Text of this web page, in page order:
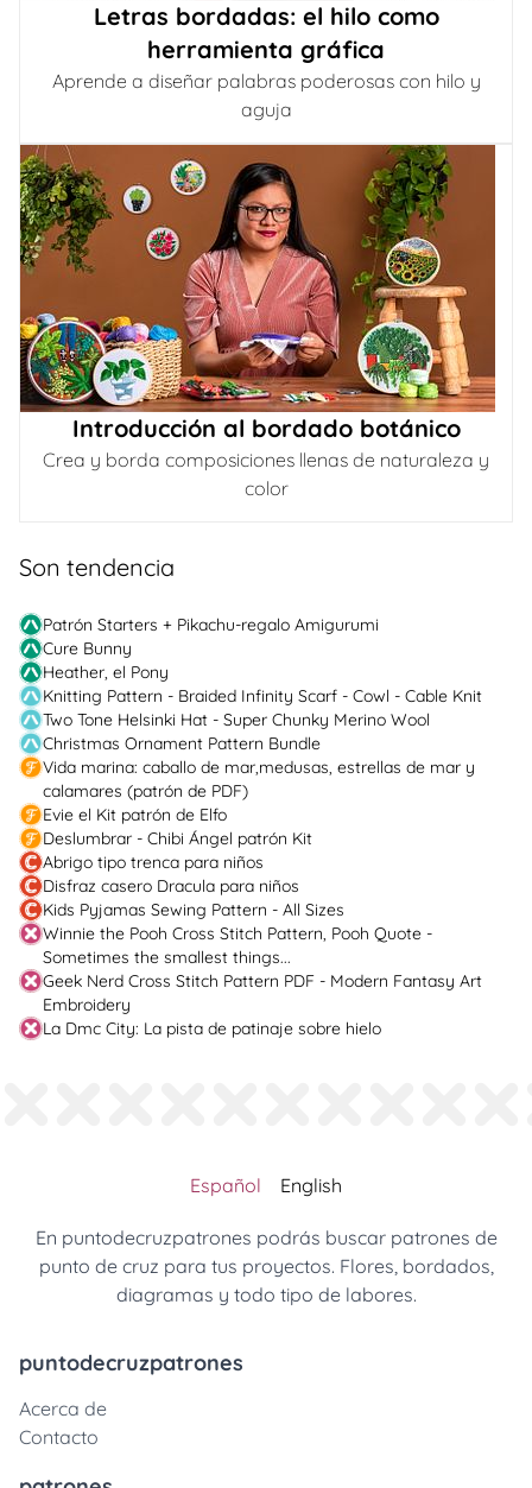
Letras bordadas: el hilo como
herramienta gráfica
Aprende a diseñar palabras poderosas con hilo y
aguja
Introducción al bordado botánico
Crea y borda composiciones llenas de naturaleza y
color
Son tendencia
Patrón Starters + Pikachu-regalo Amigurumi
Cure Bunny
Heather, el Pony
Knitting Pattern - Braided Infinity Scarf - Cowl - Cable Knit
Two Tone Helsinki Hat - Super Chunky Merino Wool
Christmas Ornament Pattern Bundle
Vida marina: caballo de mar,medusas, estrellas de mar y
calamares (patrón de PDF)
Evie el Kit patrón de Elfo
Deslumbrar - Chibi Ángel patrón Kit
Abrigo tipo trenca para niños
Disfraz casero Dracula para niños
Kids Pyjamas Sewing Pattern - All Sizes
Winnie the Pooh Cross Stitch Pattern, Pooh Quote -
Sometimes the smallest things...
Geek Nerd Cross Stitch Pattern PDF - Modern Fantasy Art
Embroidery
La Dmc City: La pista de patinaje sobre hielo
Español English
En puntodecruzpatrones podrás buscar patrones de
punto de cruz para tus proyectos. Flores, bordados,
diagramas y todo tipo de labores.
puntodecruzpatrones
Acerca de
Contacto